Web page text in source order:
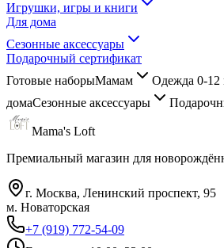
Игрушки, игры и книги
Для дома
Сезонные аксессуары
Подарочный сертификат
Готовые наборыМамам Одежда 0-12
домаСезонные аксессуары
Mama's Loft
Премиальный магазин для
г. Москва, Ленинский проспект, 95
м. Новаторская
+7 (919) 772-54-09